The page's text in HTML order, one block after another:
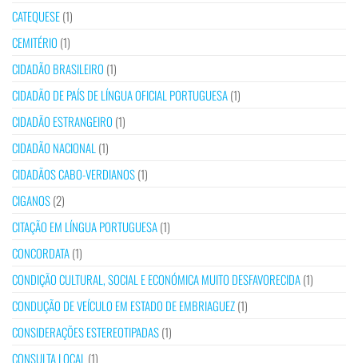
CATEQUESE(1)
CEMITÉRIO (1)
CIDADÃO BRASILEIRO (1)
CIDADÃO DE PAÍS DE LÍNGUA OFICIAL PORTUGUESA(1)
CIDADÃO ESTRANGEIRO (1)
CIDADÃO NACIONAL (1)
CIDADÃOS CABO-VERDIANOS(1)
CIGANOS(2)
CITAÇÃO EM LÍNGUA PORTUGUESA(1)
CONCORDATA(1)
CONDIÇÃO CULTURAL, SOCIAL E ECONÓMICA MUITO DESFAVORECIDA(1)
CONDUÇÃO DE VEÍCULO EM ESTADO DE EMBRIAGUEZ(1)
CONSIDERAÇÕES ESTEREOTIPADAS(1)
CONSULTA LOCAL (1)